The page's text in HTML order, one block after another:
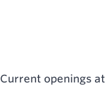
Current openings